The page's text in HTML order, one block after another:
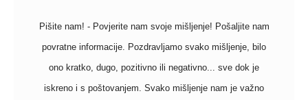
Pišite nam! - Povjerite nam svoje mišljenje! Pošaljite nam
povratne informacije. Pozdravljamo svako mišljenje, bilo
ono kratko, dugo, pozitivno ili negativno... sve dok je
iskreno i s poštovanjem. Svako mišljenje nam je važno